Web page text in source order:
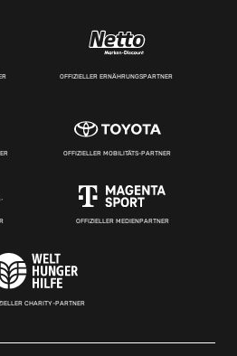
OFFIZIELLER ERNÄHRUNGSPARTNER
OFFIZIELLER MOBILITÄTS-PARTNER
OFFIZIELLER MEDIENPARTNER
CHARITY-PARTNER